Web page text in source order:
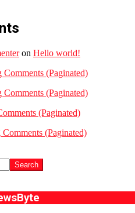
on Hello world!
Comments (Paginated)
Comments (Paginated)
(Paginated)
Comments (Paginated)